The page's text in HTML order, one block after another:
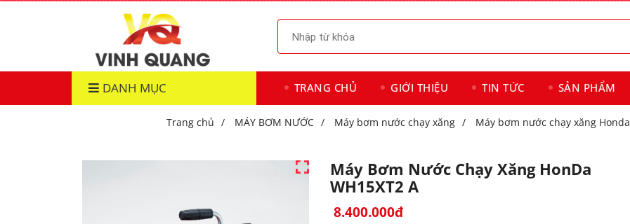
DANH MỤC TRANG CHỦ GIỚI THIỆU TIN TỨC SẢN PHẨM
Trang chủ / MÁY BƠM NƯỚC / Máy bơm nước chạy xăng / Máy bơm nước chạy xăng Honda
Máy Bơm Nước Chạy Xăng HonDa
WH15XT2 A
8.400.000đ